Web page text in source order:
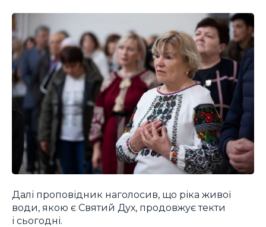
Далі проповідник наголосив, що ріка живої
води, якою є Святий Дух, продовжує текти
і сьогодні.